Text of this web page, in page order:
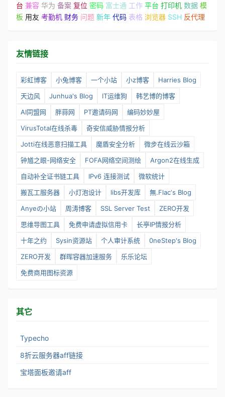
台 兼容 华为 备案 复位 密码 富士通 工作 平台 打印机 数据 模
板 用友 考勤机 财务 问题 新年 代码 表格 浏览器 SSH 反代理
友情链接
彩虹博客 小兔博客 一个小站 小z博客
Harries Blog
天边风
Junhua's Blog IT运维狗
韩艺博的博客
AI同盟网
胖蒜网 PT邀请码网
编码妙妙屋
VirusTotal在线杀毒
奇安信威胁情报分析
Jotti在线恶意扫描工具
魔盾安全分析
微步在线云沙箱
钟馗之眼-网络安全
FOFA网络空间测绘
Argon2在线生成
自动补全证书链工具
IPv6 连接测试
微软统计
搬瓦工服务器
小灯泡设计 libs开发库
無.Flac‘s Blog
Anyeの小站
周涛博客 SSL Server Test
ZERO开发
思维导图工具
免费申请虚拟信用卡
长亭IP情报分析
十年之约
Sysin资源站 个人审计系统
0neStep's Blog
ZERO开发
群晖容器加速服务
乐乐论坛
免费商用图标资源
其它
Typecho
8折云服务器aff链接
宝塔面板邀请aff